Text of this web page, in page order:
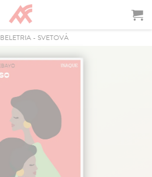
BELETRIA- SVETOVÁ